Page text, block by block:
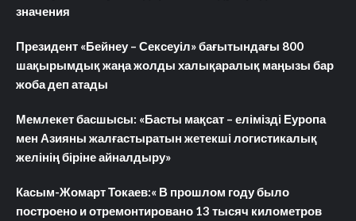
значения
Президент «Бейнеу – Сексеуіл» бағытындағы 800
шақырымдық жаңа жолды халықаралық маңызы бар
жоба деп атады
Мемлекет басшысы: «Басты мақсат – елімізді Еуропа
мен Азияны жалғастыратын жетекші логистикалық
желінің біріне айналдыру»
Касым-Жомарт Токаев:« В прошлом году было
построено и отремонтировано 13 тысяч километров